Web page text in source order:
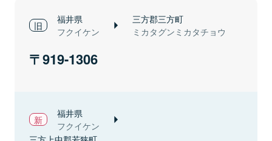
福井県
フクイケン
三方郡三方町
ミカタグンミカタチョウ
919-1306
福井県
フクイケン